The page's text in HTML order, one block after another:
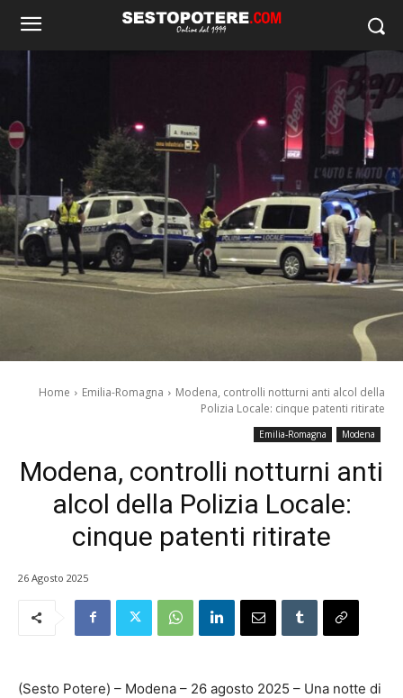
Home Emilia-Romagna
Modena, controlli notturni anti alcol della
Polizia Locale: cinque patenti ritirate
Emilia-Romagna Modena
Modena, controlli notturni anti
alcol della Polizia Locale:
cinque patenti ritirate
26 Agosto 2025
(Sesto Potere) – Modena – 26 agosto 2025 – Una notte di